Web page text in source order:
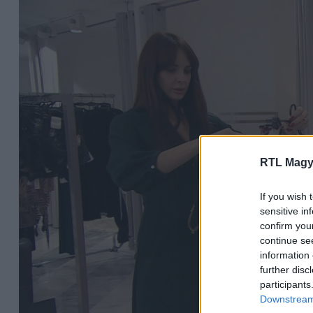
RTL
If you wish
sensitive
confirm
continue
information
further